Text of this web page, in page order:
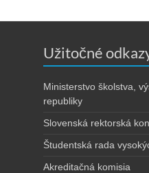
Užitočné
Ministerstvo školstva,
republiky
Slovenská rektorská
Študentská rada
Akreditačná komisia